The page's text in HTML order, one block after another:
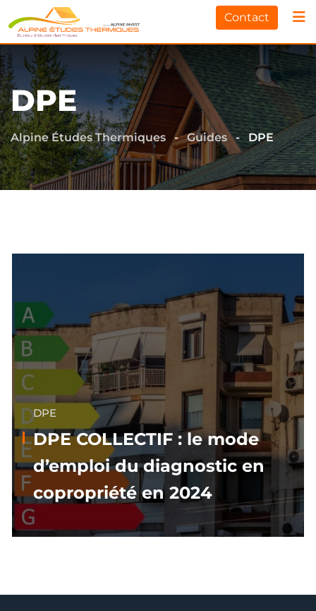
Contact
DPE
Alpine Études Thermiques - Guides - DPE
DPE
DPE COLLECTIF : le mode
d’emploi du diagnostic en
copropriété en 2024